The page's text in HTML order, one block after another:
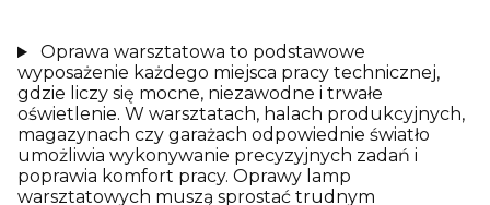
Oprawa warsztatowa to podstawowe
wyposażenie każdego miejsca pracy technicznej,
gdzie liczy się mocne, niezawodne i trwałe
oświetlenie. W warsztatach, halach produkcyjnych,
magazynach czy garażach odpowiednie światło
umożliwia wykonywanie precyzyjnych zadań i
poprawia komfort pracy. Oprawy lamp
warsztatowych muszą sprostać trudnym